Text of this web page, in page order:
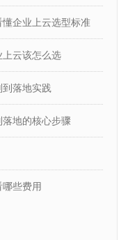
企业上云选型标准
云该怎么选
落地实践
地的核心步骤
些费用